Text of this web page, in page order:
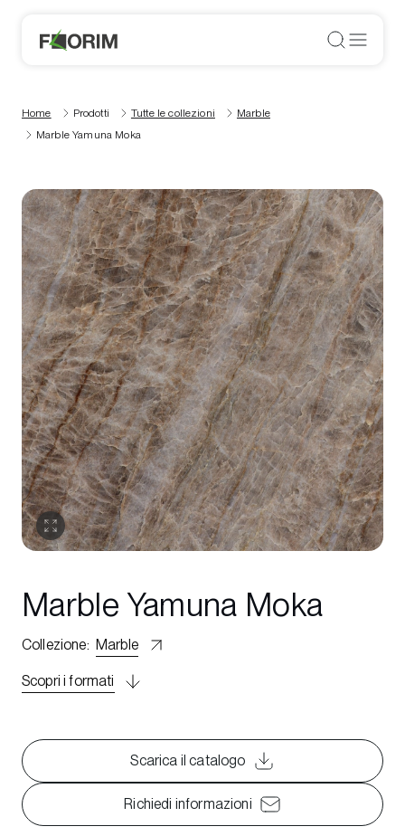
Home Prodotti Tutte le collezioni
Marble
Marble Yamuna Moka
Marble Yamuna Moka
Collezione: Marble
Scopri i formati
Scarica il catalogo
Richiedi informazioni